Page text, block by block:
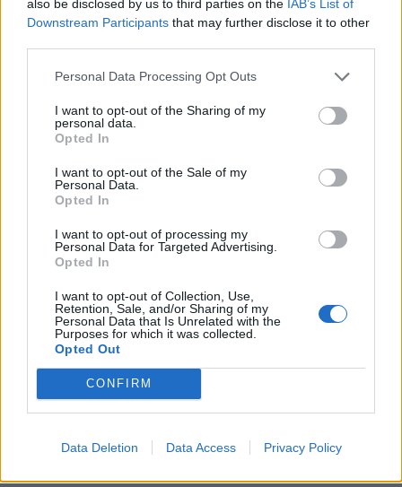
also be disclosed by us to third parties on the IAB’s List of
Downstream Participants that may further disclose it to other
Personal Data Processing Opt Outs
I want to opt-out of the Sharing of my
personal data.
Opted In
I want to opt-out of the Sale of my
Personal Data.
Opted In
I want to opt-out of processing my
Personal Data for Targeted Advertising.
Opted In
I want to opt-out of Collection, Use,
Retention, Sale, and/or Sharing of my
Personal Data that Is Unrelated with the
Purposes for which it was collected.
Opted Out
CONFIRM
Data Deletion Data Access Privacy Policy
Σχετικά Άρθρα